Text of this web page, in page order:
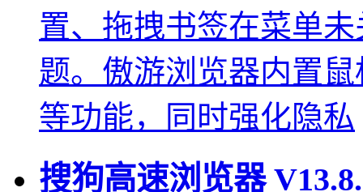
置、拖拽书签在菜单
题。傲游浏览器内置
等功能，同时强化隐私
搜狗高速浏览器